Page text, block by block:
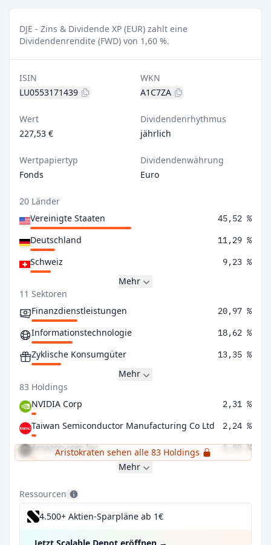
DJE - Zins & Dividende XP (EUR) zahlt eine
Dividendenrendite (FWD) von 1,60 %.
ISIN
LU0553171439
WKN
A1C7ZA
Wert
227,53 €
Dividendenrhythmus
jährlich
Wertpapiertyp
Fonds
Dividendenwährung
Euro
20 Länder
Vereinigte Staaten
45,52 %
Deutschland 11,29 %
Schweiz 9,23 %
Mehr
11 Sektoren
Finanzdienstleistungen
20,97 %
Informationstechnologie 18,62 %
Zyklische Konsumgüter 13,35 %
Mehr
83 Holdings
NVIDIA Corp
2,31 %
Taiwan Semiconductor Manufacturing Co Ltd 2,24 %
Amazon.com Inc 1,59 %
Aristokraten sehen alle 83 Holdings
Mehr
Ressourcen
4.500+ Aktien-Sparpläne ab 1€